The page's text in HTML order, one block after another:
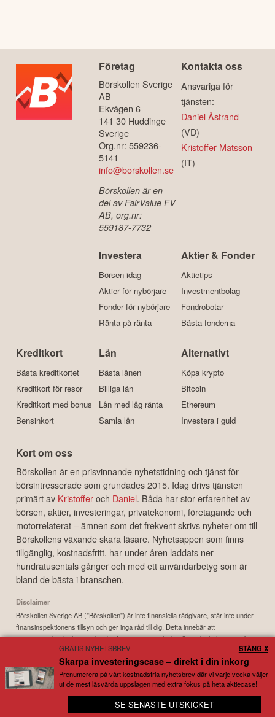
Företag
Börskollen Sverige
AB
Ekvägen 6
141 30 Huddinge
Sverige
Org.nr: 559236-
5141
info@borskollen.se
Börskollen är en
del av FairValue FV
AB, org.nr:
559187-7732
Kontakta oss
Ansvariga för
tjänsten:
Daniel Åstrand
(VD)
Kristoffer Matsson
(IT)
Investera
Börsen idag
Aktier för nybörjare
Fonder för nybörjare
Ränta på ränta
Aktier & Fonder
Aktietips
Investmentbolag
Fondrobotar
Bästa fonderna
Kreditkort
Bästa kreditkortet
Kreditkort för resor
Kreditkort med bonus
Bensinkort
Lån
Bästa lånen
Billiga lån
Lån med låg ränta
Samla lån
Alternativt
Köpa krypto
Bitcoin
Ethereum
Investera i guld
Kort om oss
Börskollen är en prisvinnande nyhetstidning och tjänst för
börsintresserade som grundades 2015. Idag drivs tjänsten
primärt av Kristofferoch Daniel. Båda har stor erfarenhet av
börsen, aktier, investeringar, privatekonomi, företagande och
motorrelaterat – ämnen som det frekvent skrivs nyheter om till
Börskollens växande skara läsare. Nyhetsappen som finns
tillgänglig, kostnadsfritt, har under åren laddats ner
hundratusentals gånger och med ett användarbetyg som är
bland de bästa i branschen.
Disclaimer
Börskollen Sverige AB ("Börskollen") är inte finansiella rådgivare, står inte under
finansinspektionens tillsyn och ger inga råd till dig. Detta innebär att
investeringsbeslut baserade på information som direkt eller indirekt härrörande
från Börskollen eller personer med koppling till Börskollen, alltid fattas
självständigt av investeraren. Börskollen frånsäger sig allt ansvar för eventuell
förlust eller skada av vad slag det må vara som grundar sig på användandet av
material härrörande från tjänsten Börskollen.
Börskollen Sverige AB. All rights reserved.
📱 Kom igång med bolagsbevakning på 3 minuter
GRATIS NYHETSBREV
Skarpa investeringscase – direkt i din inkorg
Prenumerera på vårt kostnadsfria nyhetsbrev där vi varje vecka väljer
ut de mest läsvärda uppslagen med extra fokus på heta aktiecase!
SE SENASTE UTSKICKET
STÄNG X